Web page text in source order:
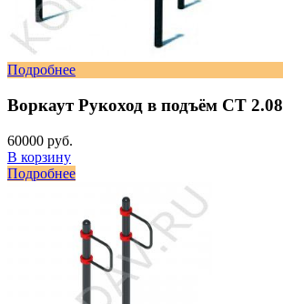
Подробнее
Воркаут Рукоход в подъём СТ 2.08
60000 руб.
В корзину
Подробнее